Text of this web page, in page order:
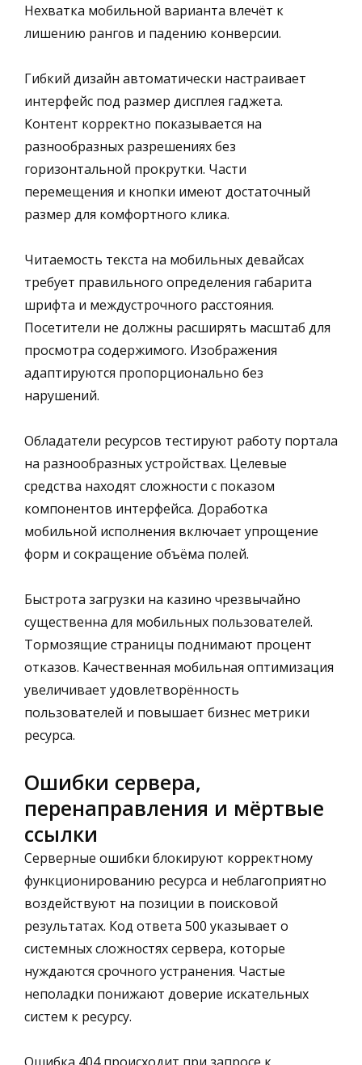
Нехватка мобильной варианта влечёт к
лишению рангов и падению конверсии.
Гибкий дизайн автоматически настраивает
интерфейс под размер дисплея гаджета.
Контент корректно показывается на
разнообразных разрешениях без
горизонтальной прокрутки. Части
перемещения и кнопки имеют достаточный
размер для комфортного клика.
Читаемость текста на мобильных девайсах
требует правильного определения габарита
шрифта и междустрочного расстояния.
Посетители не должны расширять масштаб для
просмотра содержимого. Изображения
адаптируются пропорционально без
нарушений.
Обладатели ресурсов тестируют работу портала
на разнообразных устройствах. Целевые
средства находят сложности с показом
компонентов интерфейса. Доработка
мобильной исполнения включает упрощение
форм и сокращение объёма полей.
Быстрота загрузки на казино чрезвычайно
существенна для мобильных пользователей.
Тормозящие страницы поднимают процент
отказов. Качественная мобильная оптимизация
увеличивает удовлетворённость
пользователей и повышает бизнес метрики
ресурса.
Ошибки сервера,
перенаправления и мёртвые
ссылки
Серверные ошибки блокируют корректному
функционированию ресурса и неблагоприятно
воздействуют на позиции в поисковой
результатах. Код ответа 500 указывает о
системных сложностях сервера, которые
нуждаются срочного устранения. Частые
неполадки понижают доверие искательных
систем к ресурсу.
Ошибка 404 происходит при запросе к